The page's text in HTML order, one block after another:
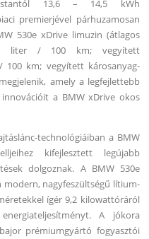
13,6 – 14,5 kWh
premierjével párhuzamosan
530e xDrive limuzin (átlagos
liter / 100 km; vegyített
100 km; vegyített károsanyag-
amely a legfejlettebb
a BMW xDrive okos
technológiáiban a BMW
kifejlesztett legújabb
dolgoznak. A BMW 530e
modern, nagyfeszültségű lítium-
ígér 9,2 kilowattóráról
A jókora
prémiumgyártó fogyasztói